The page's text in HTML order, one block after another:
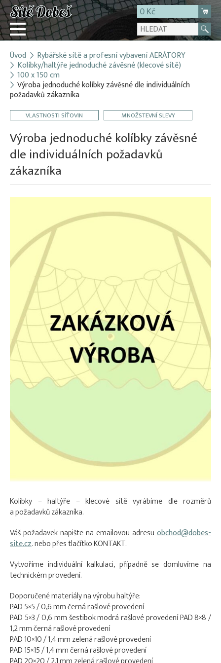
0 Kč
Přihlásit
Registrace
E-shop
O firmě
Úvod Rybářské sítě a profesní vybavení AERÁTORY
Kolíbky/haltýře jednoduché závěsné (klecové sítě)
100 x 150 cm
Výroba jednoduché kolíbky závěsné dle individuálních
požadavků zákazníka
VLASTNOSTI SÍŤOVIN MNOŽSTEVNÍ SLEVY
Výroba jednoduché kolíbky závěsné
dle individuálních požadavků
zákazníka
Kolíbky – haltýře – klecové sítě vyrábíme dle rozměrů
a požadavků zákazníka.
Váš požadavek napište na emailovou adresu obchod@dobes-
site.cz. nebo přes tlačítko KONTAKT.
Vytvoříme individuální kalkulaci, případně se domluvíme na
technickém provedení.
Doporučené materiály na výrobu haltýře:
PAD 5×5 / 0,6 mm černá rašlové provedení
PAD 5×3 / 0,6 mm šestibok modrá rašlové provedení PAD 8×8 /
1,2 mm černá rašlové provedení
PAD 10×10 / 1,4 mm zelená rašlové provedení
PAD 15×15 / 1,4 mm černá rašlové provedení